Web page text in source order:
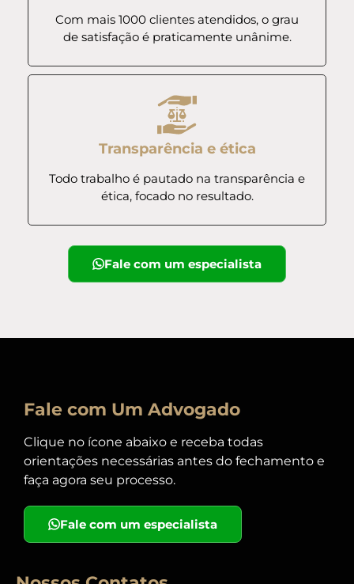
Com mais 1000 clientes atendidos, o grau
de satisfação é praticamente unânime.
Transparência e ética
Todo trabalho é pautado na transparência e
ética, focado no resultado.
Fale com um especialista
Fale com Um Advogado
Clique no ícone abaixo e receba todas
orientações necessárias antes do fechamento e
faça agora seu processo.
Fale com um especialista